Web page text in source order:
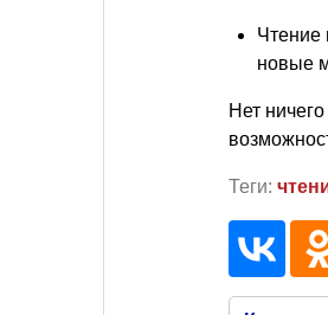
Чтение
новые
Нет
Теги: